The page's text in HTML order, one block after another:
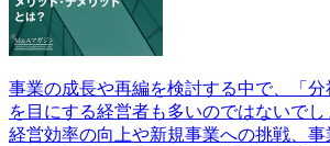
事業の成長や再編を検討する中で、「
を目にする経営者も多いのではないでし
経営効率の向上や新規事業への挑戦、事